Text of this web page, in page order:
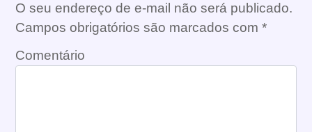
O seu endereço de e-mail não será publicado.
Campos obrigatórios são marcados com *
Comentário